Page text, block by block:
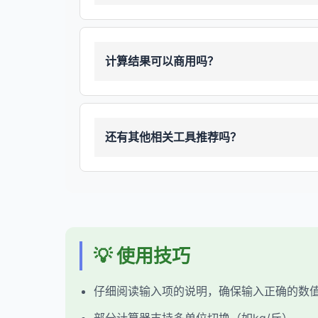
计算结果可以商用吗？
还有其他相关工具推荐吗？
💡 使用技巧
仔细阅读输入项的说明，确保输入正确的数